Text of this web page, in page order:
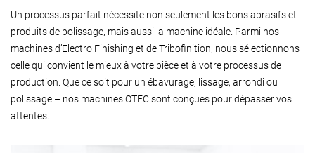
Un processus parfait nécessite non seulement les bons abrasifs et
produits de polissage, mais aussi la machine idéale. Parmi nos
machines d’Electro Finishing et de Tribofinition, nous sélectionnons
celle qui convient le mieux à votre pièce et à votre processus de
production. Que ce soit pour un ébavurage, lissage, arrondi ou
polissage – nos machines OTEC sont conçues pour dépasser vos
attentes.